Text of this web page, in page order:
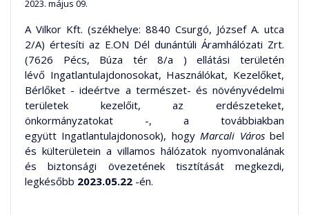
2023. május 09.
A Vilkor Kft. (székhelye: 8840 Csurgó, József A. utca
2/A) értesíti az E.ON Dél dunántúli Áramhálózati Zrt.
(7626 Pécs, Búza tér 8/a ) ellátási területén
lévő Ingatlantulajdonosokat, Használókat, Kezelőket,
Bérlőket - ideértve a természet- és növényvédelmi
területek kezelőit, az erdészeteket,
önkormányzatokat -, a továbbiakban
együtt Ingatlantulajdonosok), hogyMarcali Városbel
és külterületein a villamos hálózatok nyomvonalának
és biztonsági övezetének tisztítását megkezdi,
legkésőbb 2023.05.22 -én.